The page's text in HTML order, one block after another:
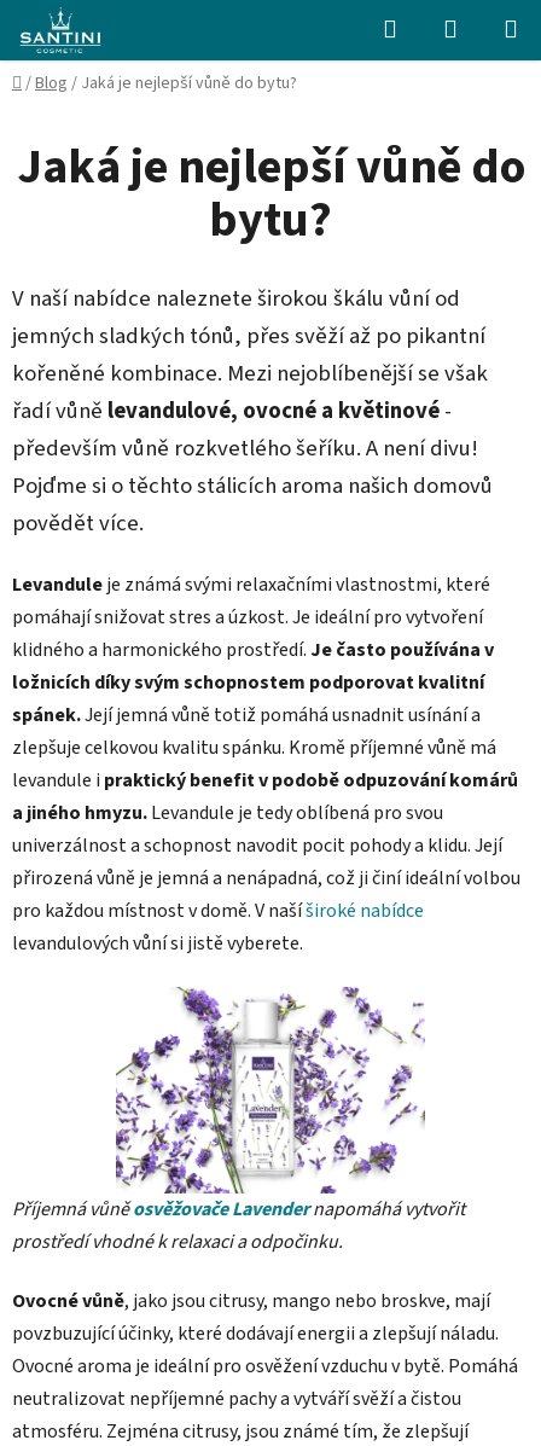
obsah
Hledat
KOŠÍK
Domů
/Blog / Jaká je nejlepší vůně do bytu?
Jaká je nejlepší vůně do
bytu?
V naší nabídce naleznete širokou škálu vůní od
jemných sladkých tónů, přes svěží až po pikantní
kořeněné kombinace. Mezi nejoblíbenější se však
řadí vůně levandulové, ovocné a květinové-
především vůně rozkvetlého šeříku. A není divu!
Pojďme si o těchto stálicích aroma našich domovů
povědět více.
Levanduleje známá svými relaxačními vlastnostmi, které
pomáhají snižovat stres a úzkost. Je ideální pro vytvoření
klidného a harmonického prostředí. Je často používána v
ložnicích díky svým schopnostem podporovat kvalitní
spánek.Její jemná vůně totiž pomáhá usnadnit usínání a
zlepšuje celkovou kvalitu spánku. Kromě příjemné vůně má
levandule i praktický benefit v podobě odpuzování komárů
a jiného hmyzu.Levandule je tedy oblíbená pro svou
univerzálnost a schopnost navodit pocit pohody a klidu. Její
přirozená vůně je jemná a nenápadná, což ji činí ideální volbou
pro každou místnost v domě. V našíširoké nabídce
levandulových vůní si jistě vyberete.
Příjemná vůněosvěžovače Lavendernapomáhá vytvořit
prostředí vhodné k relaxaci a odpočinku.
Ovocné vůně, jako jsou citrusy, mango nebo broskve, mají
povzbuzující účinky, které dodávají energii a zlepšují náladu.
Ovocné aroma je ideální pro osvěžení vzduchu v bytě. Pomáhá
neutralizovat nepříjemné pachy a vytváří svěží a čistou
atmosféru. Zejména citrusy, jsou známé tím, že zlepšují